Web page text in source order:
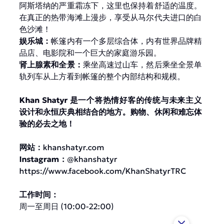
阿斯塔纳的严重霜冻下，这里也保持着舒适的温度。
在真正的热带海滩上漫步，享受从马尔代夫进口的白
色沙滩！
娱乐城：帐篷内有一个多层综合体，内有世界品牌精
品店、电影院和一个巨大的家庭游乐园。
肾上腺素和全景： 乘坐高速过山车，然后乘坐全景单
轨列车从上方看到帐篷的整个内部结构和规模。
Khan Shatyr 是一个将热情好客的传统与未来主义
设计和永恒庆典相结合的地方。购物、休闲和难忘体
验的必去之地！
网站： khanshatyr.com
Instagram： @khanshatyr
https://www.facebook.com/KhanShatyrTRC
工作时间：
周一至周日 (10:00-22:00)